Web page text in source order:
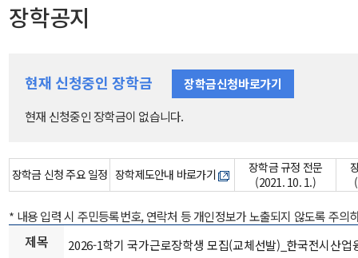
장학공지
현재 신청중인 장학금
장학금신청바로가기
현재 신청중인 장학금이 없습니다.
장학금 신청 주요 일정 장학제도안내 바로가기
장학금 규정 전문
(2021. 10. 1.)
* 내용 입력 시 주민등록번호, 연락처 등 개인정보가 노출되지 않도록 주의
제목 2026-1학기 국가근로장학생 모집(교체선발)_한국전시산업